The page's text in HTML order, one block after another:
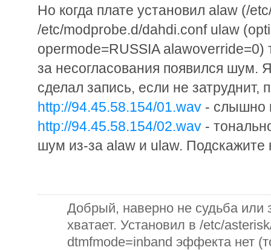
Но когда плате установил alaw (/
/etc/modprobe.d/dahdi.conf ulaw
opermode=RUSSIA alawoverride=0)
за несогласования появился шум.
сделал запись, если не затруднит,
http://94.45.58.154/01.wav - слышно
http://94.45.58.154/02.wav -
шум из-за alaw и ulaw. Подскажите
Добрый, наверно не судьба или
хватает. Установил в /etc/
dtmfmode=inband эффекта нет